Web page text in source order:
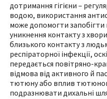
дотримання гігієни –
водою, використання
може допомогти запобігти
уникнення контакту з
близького контакту з
респіраторної інфекції,
передається повітряно-
відмова від активного й
тютюну або вплив
подразнювати дихальні